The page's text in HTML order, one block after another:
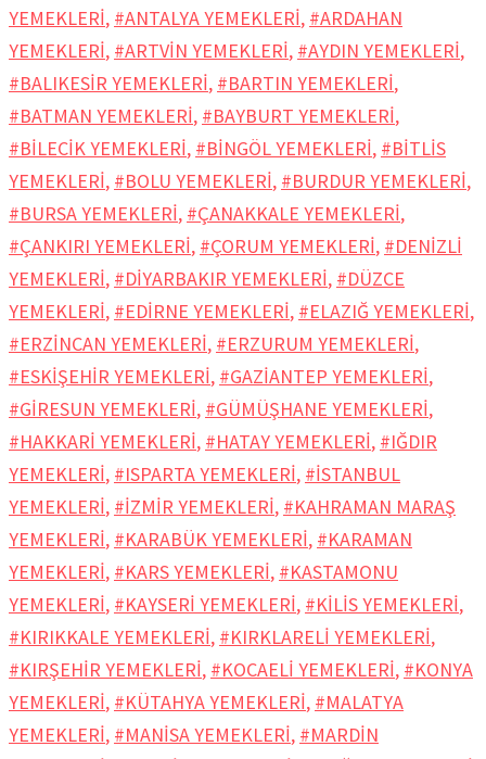
YEMEKLERİ, #ANTALYA YEMEKLERİ, #ARDAHAN
YEMEKLERİ, #ARTVİN YEMEKLERİ, #AYDIN YEMEKLERİ,
#BALIKESİR YEMEKLERİ, #BARTIN YEMEKLERİ,
#BATMAN YEMEKLERİ, #BAYBURT YEMEKLERİ,
#BİLECİK YEMEKLERİ, #BİNGÖL YEMEKLERİ, #BİTLİS
YEMEKLERİ, #BOLU YEMEKLERİ, #BURDUR YEMEKLERİ,
#BURSA YEMEKLERİ, #ÇANAKKALE YEMEKLERİ,
#ÇANKIRI YEMEKLERİ, #ÇORUM YEMEKLERİ, #DENİZLİ
YEMEKLERİ, #DİYARBAKIR YEMEKLERİ, #DÜZCE
YEMEKLERİ, #EDİRNE YEMEKLERİ, #ELAZIĞ YEMEKLERİ,
#ERZİNCAN YEMEKLERİ, #ERZURUM YEMEKLERİ,
#ESKİŞEHİR YEMEKLERİ, #GAZİANTEP YEMEKLERİ,
#GİRESUN YEMEKLERİ, #GÜMÜŞHANE YEMEKLERİ,
#HAKKARİ YEMEKLERİ, #HATAY YEMEKLERİ, #IĞDIR
YEMEKLERİ, #ISPARTA YEMEKLERİ, #İSTANBUL
YEMEKLERİ, #İZMİR YEMEKLERİ, #KAHRAMAN MARAŞ
YEMEKLERİ, #KARABÜK YEMEKLERİ, #KARAMAN
YEMEKLERİ, #KARS YEMEKLERİ, #KASTAMONU
YEMEKLERİ, #KAYSERİ YEMEKLERİ, #KİLİS YEMEKLERİ,
#KIRIKKALE YEMEKLERİ, #KIRKLARELİ YEMEKLERİ,
#KIRŞEHİR YEMEKLERİ, #KOCAELİ YEMEKLERİ, #KONYA
YEMEKLERİ, #KÜTAHYA YEMEKLERİ, #MALATYA
YEMEKLERİ, #MANİSA YEMEKLERİ, #MARDİN